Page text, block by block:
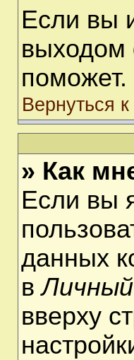
Если вы
выходом
поможет.
Вернуться
» Как
Если вы
данных
в
вверху